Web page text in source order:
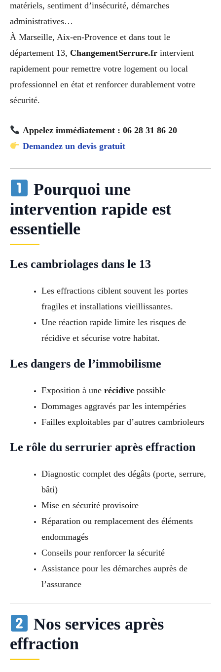
matériels, sentiment d’insécurité, démarches
administratives…
À Marseille, Aix-en-Provence et dans tout le
département 13, ChangementSerrure.fr intervient
rapidement pour remettre votre logement ou local
professionnel en état et renforcer durablement votre
sécurité.
Appelez immédiatement : 06 28 31 86 20
Demandez un devis gratuit
Pourquoi une
intervention rapide est
essentielle
Les cambriolages dans le 13
Les effractions ciblent souvent les portes
fragiles et installations vieillissantes.
Une réaction rapide limite les risques de
récidive et sécurise votre habitat.
Les dangers de l’immobilisme
Exposition à une récidivepossible
Dommages aggravés par les intempéries
Failles exploitables par d’autres cambrioleurs
Le rôle du serrurier après effraction
Diagnostic complet des dégâts (porte, serrure,
bâti)
Mise en sécurité provisoire
Réparation ou remplacement des éléments
endommagés
Conseils pour renforcer la sécurité
Assistance pour les démarches auprès de
l’assurance
Nos services après
effraction